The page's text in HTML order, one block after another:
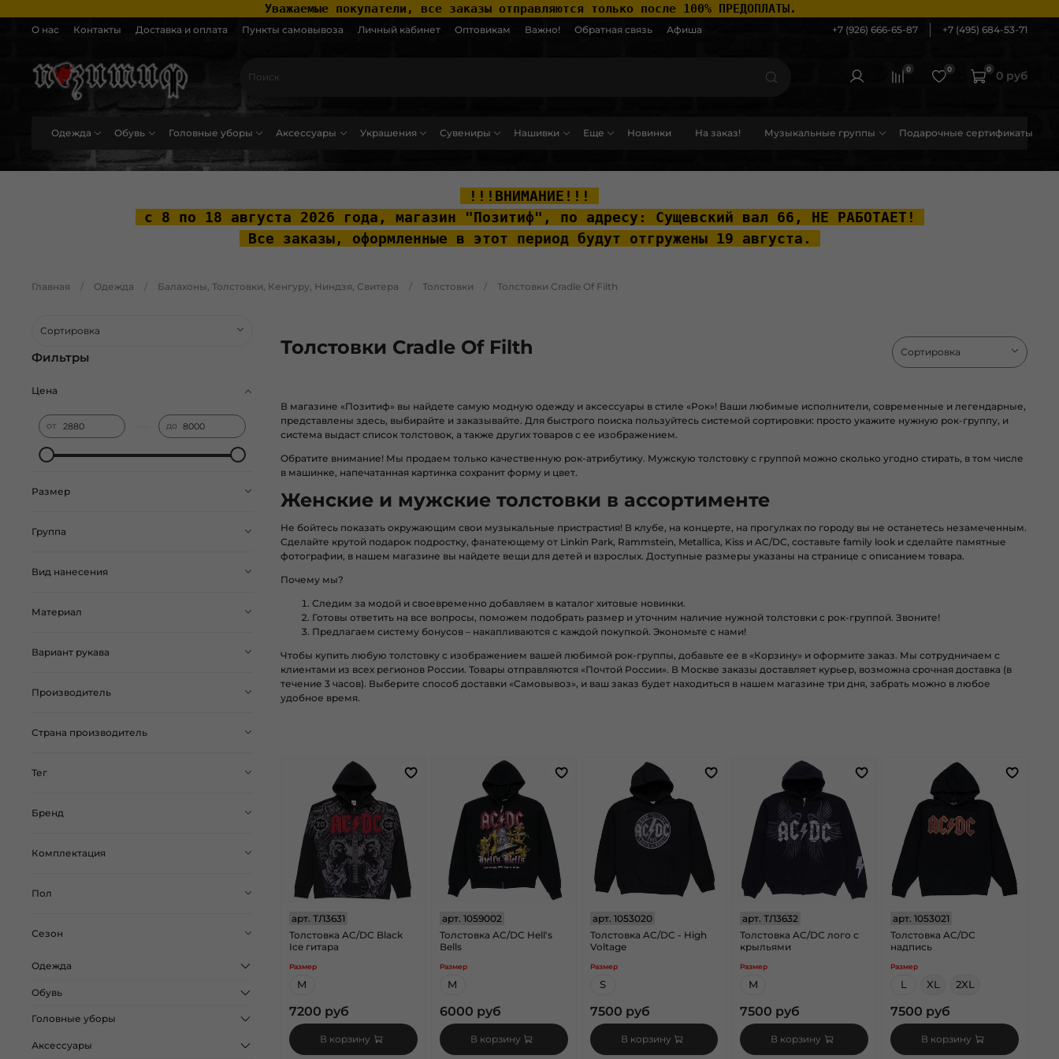
Уважаемые покупатели, все заказы отправляются только после 100% ПРЕДОПЛАТЫ.
О нас Контакты Доставка и оплата Пункты самовывоза Личный кабинет Оптовикам Важно! Обратная связь Афиша +7 (926) 666-65-87 +7 (495) 684-53-71
0 0 0
0 руб
Одежда Обувь Головные уборы Аксессуары Украшения Сувениры Нашивки Еще Новинки На заказ! Музыкальные группы Подарочные сертификаты
!!!ВНИМАНИЕ!!!
с 8 по 18 августа 2026 года, магазин "Позитиф", по адресу: Сущевский вал 66, НЕ РАБОТАЕТ!
Все заказы, оформленные в этот период будут отгружены 19 августа.
Главная Одежда Балахоны, Толстовки, Кенгуру, Ниндзя, Свитера Толстовки Толстовки Cradle Of Filth
Толстовки Cradle Of Filth
В магазине «Позитиф» вы найдете самую модную одежду и аксессуары в стиле «Рок»! Ваши любимые исполнители, современные и легендарные,
представлены здесь, выбирайте и заказывайте. Для быстрого поиска пользуйтесь системой сортировки: просто укажите нужную рок-группу, и
система выдаст список толстовок, а также других товаров с ее изображением.
Обратите внимание! Мы продаем только качественную рок-атрибутику. Мужскую толстовку с группой можно сколько угодно стирать, в том числе
в машинке, напечатанная картинка сохранит форму и цвет.
Женские и мужские толстовки в ассортименте
Не бойтесь показать окружающим свои музыкальные пристрастия! В клубе, на концерте, на прогулках по городу вы не останетесь незамеченным.
Сделайте крутой подарок подростку, фанатеющему от Linkin Park, Rammstein, Metallica, Kiss и AC/DC, составьте family look и сделайте памятные
фотографии, в нашем магазине вы найдете вещи для детей и взрослых. Доступные размеры указаны на странице с описанием товара.
Почему мы?
Следим за модой и своевременно добавляем в каталог хитовые новинки.
Готовы ответить на все вопросы, поможем подобрать размер и уточним наличие нужной толстовки с рок-группой. Звоните!
Предлагаем систему бонусов – накапливаются с каждой покупкой. Экономьте с нами!
Чтобы купить любую толстовку с изображением вашей любимой рок-группы, добавьте ее в «Корзину» и оформите заказ. Мы сотрудничаем с
клиентами из всех регионов России. Товары отправляются «Почтой России». В Москве заказы доставляет курьер, возможна срочная доставка (в
течение 3 часов). Выберите способ доставки «Самовывоз», и ваш заказ будет находиться в нашем магазине три дня, забрать можно в любое
удобное время.
арт. ТЛ3631
Толстовка AC/DC Black
Ice гитара
Размер
M
7200 руб
В корзину
арт. 1059002
Толстовка AC/DC Hell's
Bells
Размер
M
6000 руб
В корзину
арт. 1053020
Толстовка AC/DC - High
Voltage
Размер
S
7500 руб
В корзину
арт.ТЛ3632
Толстовка AC/DC лого с
крыльями
Размер
M
7500 руб
В корзину
арт.1053021
Толстовка AC/DC
надпись
Размер
L XL 2XL
7500 руб
В корзину
Фильтры
Цена
от до
Размер
Группа
Вид нанесения
Материал
Вариант рукава
Производитель
Страна производитель
Тег
Бренд
Комплектация
Пол
Сезон
Одежда
Обувь
Головные уборы
Аксессуары